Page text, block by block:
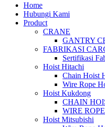
Home
Hubungi Kami
Product
CRANE
GANTRY
FABRIKASI
Sertifikasi
Hoist Hitachi
Chain Hoist
Wire Rope
Hoist Kukdong
CHAIN
WIRE
Hoist Mitsubishi